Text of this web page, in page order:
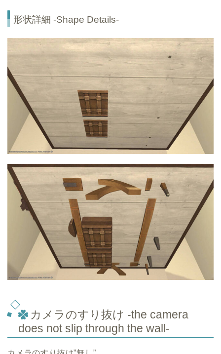
形状詳細 -Shape Details-
カメラのすり抜け -the camera
does not slip through the wall-